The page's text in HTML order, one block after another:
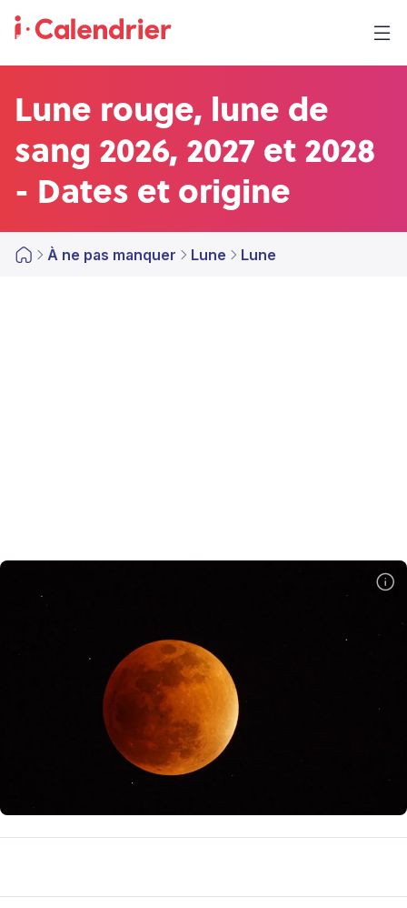
Lune rouge, lune de
sang 2026, 2027 et 2028
- Dates et origine
À ne pas manquer Lune Lune